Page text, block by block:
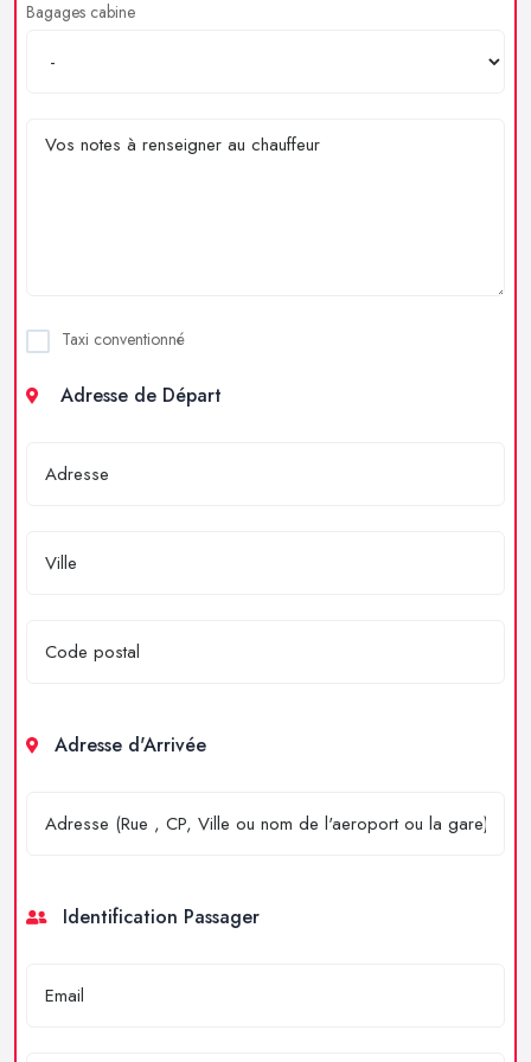
Bagages cabine
Taxi conventionné
Adresse de Départ
Adresse d'Arrivée
Identification Passager